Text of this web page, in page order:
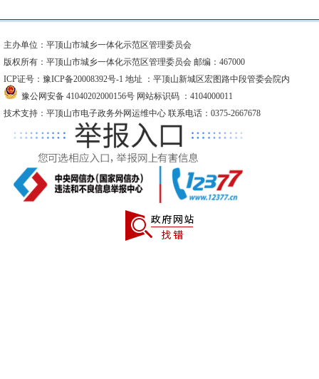
主办单位：平顶山市城乡一体化示范区管理委员会
版权所有：平顶山市城乡一体化示范区管理委员会 邮编：467000
ICP证号：豫ICP备20008392号-1 地址 ：平顶山新城区宏图路中段管委会院内
豫公网安备 41040202000156号 网站标识码 ：4104000011
技术支持：平顶山市电子政务外网运维中心 联系电话：0375-2667678